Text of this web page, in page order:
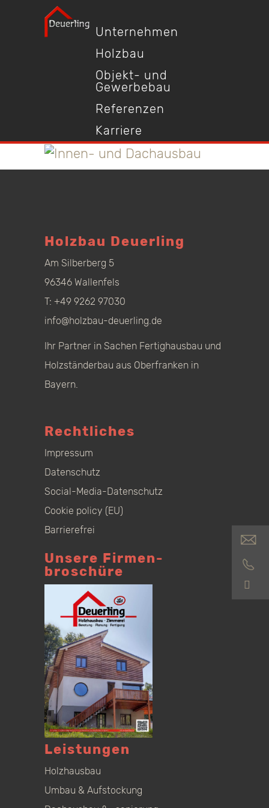
Unternehmen
Holzbau
Objekt- und
Gewerbebau
Referenzen
Karriere
Holzbau Deuerling
Am Silberberg 5
96346 Wallenfels
T: +49 9262 97030
info@holzbau-deuerling.de
Ihr Partner in Sachen Fertighausbau und
Holzständerbau aus Oberfranken in
Bayern.
Rechtliches
Impressum
Datenschutz
Social-Media-Datenschutz
Cookie policy (EU)
Barrierefrei
Unsere Firmen­
broschüre
Leistungen
Holzhausbau
Umbau & Aufstockung